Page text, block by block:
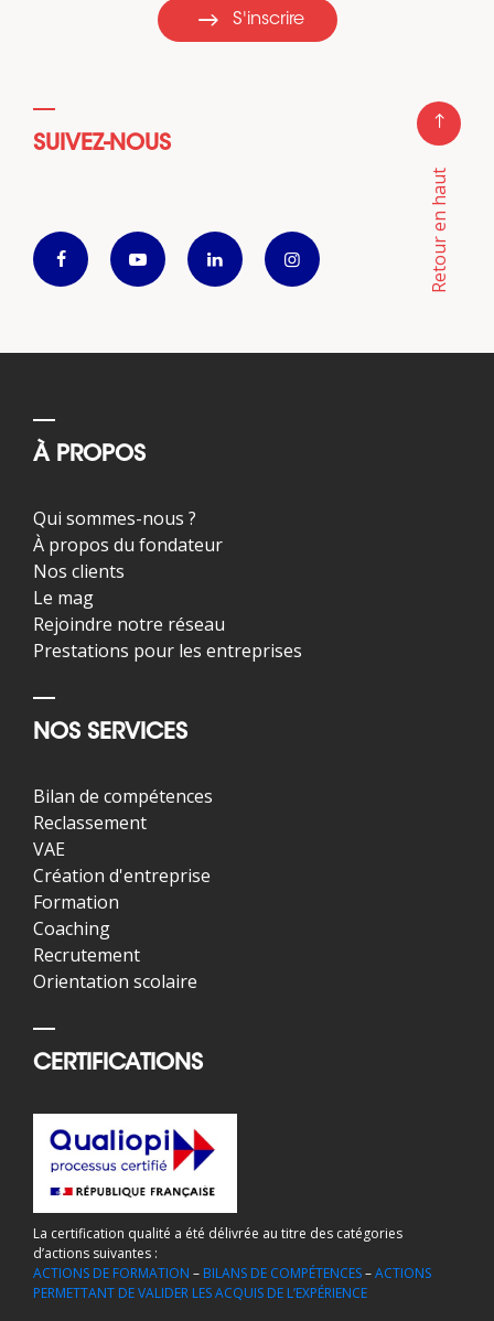
S'inscrire
SUIVEZ-NOUS
Retour en haut
À PROPOS
Qui sommes-nous ?
À propos du fondateur
Nos clients
Le mag
Rejoindre notre réseau
Prestations pour les entreprises
NOS SERVICES
Bilan de compétences
Reclassement
VAE
Création d'entreprise
Formation
Coaching
Recrutement
Orientation scolaire
CERTIFICATIONS
La certification qualité a été délivrée au titre des catégories
d’actions suivantes :
ACTIONS DE FORMATION – BILANS DE COMPÉTENCES–ACTIONS
PERMETTANT DE VALIDER LES ACQUIS DE L’EXPÉRIENCE